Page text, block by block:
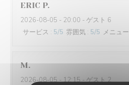
ERIC P
2026-08-05 - 20:00 - ゲスト 6
サービス : 5/5 雰囲気 : 5/5 メニュー
M
2026-08-05- 12:15 - ゲスト 2